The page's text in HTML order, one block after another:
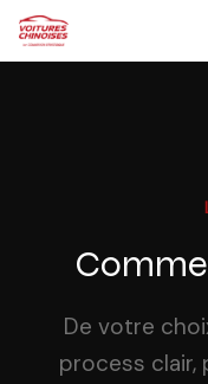
De votre
process